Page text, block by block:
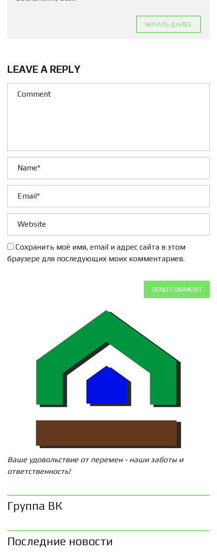
ЧИТАТЬ ДАЛЕЕ
LEAVE A REPLY
Сохранить моё имя, email и адрес сайта в этом
браузере для последующих моих комментариев.
SEND COMMENT
Ваше удовольствие от перемен - наши заботы и
ответственность!
Группа ВК
Последние новости